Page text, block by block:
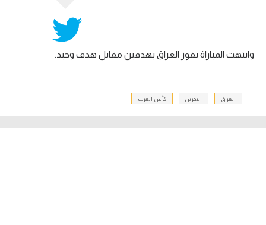
وانتهت المباراة بفوز العراق بهدفين مقابل هدف وحيد.
العراق البحرين كأس العرب